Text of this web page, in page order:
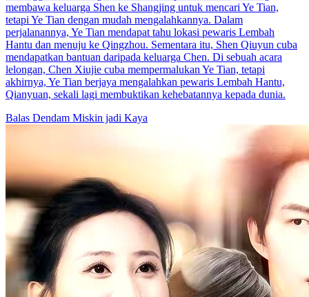
Takdir yang Tertukar
80 Episodes
Ini adalah tragedi tentang rahasia yang telah disembunyikan sejak